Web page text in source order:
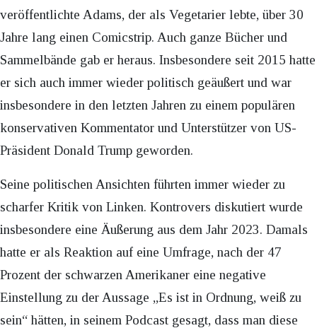
veröffentlichte Adams, der als Vegetarier lebte, über 30
Jahre lang einen Comicstrip. Auch ganze Bücher und
Sammelbände gab er heraus. Insbesondere seit 2015 hatte
er sich auch immer wieder politisch geäußert und war
insbesondere in den letzten Jahren zu einem populären
konservativen Kommentator und Unterstützer von US-
Präsident Donald Trump geworden.
Seine politischen Ansichten führten immer wieder zu
scharfer Kritik von Linken. Kontrovers diskutiert wurde
insbesondere eine Äußerung aus dem Jahr 2023. Damals
hatte er als Reaktion auf eine Umfrage, nach der 47
Prozent der schwarzen Amerikaner eine negative
Einstellung zu der Aussage „Es ist in Ordnung, weiß zu
sein“ hätten, in seinem Podcast gesagt, dass man diese